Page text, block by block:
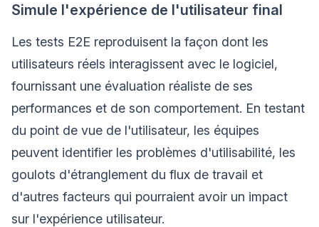
Simule l'expérience de l'utilisateur final
Les tests E2E reproduisent la façon dont les
utilisateurs réels interagissent avec le logiciel,
fournissant une évaluation réaliste de ses
performances et de son comportement. En testant
du point de vue de l'utilisateur, les équipes
peuvent identifier les problèmes d'utilisabilité, les
goulots d'étranglement du flux de travail et
d'autres facteurs qui pourraient avoir un impact
sur l'expérience utilisateur.